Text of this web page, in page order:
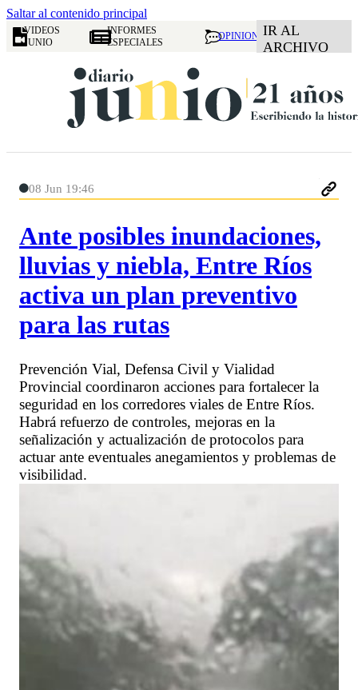
Saltar al contenido principal
VIDEOS
JUNIO
INFORMES
ESPECIALES
OPINION IR AL
ARCHIVO
08 Jun 19:46
Ante posibles inundaciones,
lluvias y niebla, Entre Ríos
activa un plan preventivo
para las rutas
Prevención Vial, Defensa Civil y Vialidad
Provincial coordinaron acciones para fortalecer la
seguridad en los corredores viales de Entre Ríos.
Habrá refuerzo de controles, mejoras en la
señalización y actualización de protocolos para
actuar ante eventuales anegamientos y problemas de
visibilidad.